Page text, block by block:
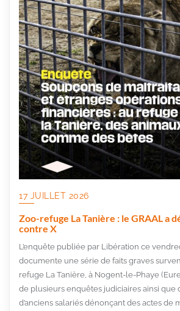
17 JUILLET 2026
Zoo-refuge La Tanière : le GRAAL a
contre X
L’enquête publiée par Libération ce
documente une série de faits graves
refuge La Tanière, à Nogent-le-Phaye
de plusieurs enquêtes judiciaires ainsi que
d’anciens salariés dénonçant des actes de